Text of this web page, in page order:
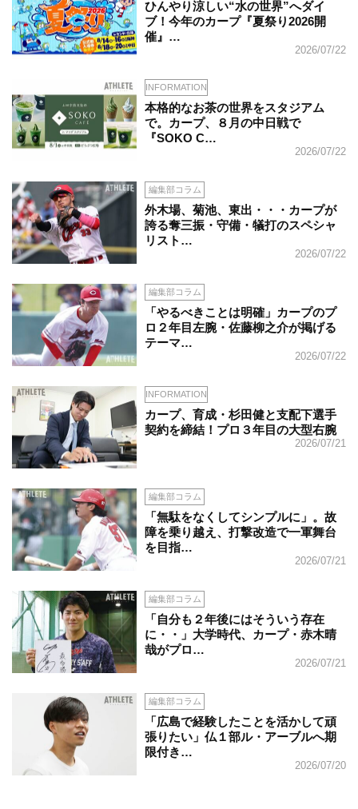
ひんやり涼しい“水の世界”へダイ
ブ！今年のカープ『夏祭り2026開
催』…
2026/07/22
INFORMATION
本格的なお茶の世界をスタジアム
で。カープ、８月の中日戦で
『SOKO C…
2026/07/22
編集部コラム
外木場、菊池、東出・・・カープが
誇る奪三振・守備・犠打のスペシャ
リスト…
2026/07/22
編集部コラム
「やるべきことは明確」カープのプ
ロ２年目左腕・佐藤柳之介が掲げる
テーマ…
2026/07/22
INFORMATION
カープ、育成・杉田健と支配下選手
契約を締結！プロ３年目の大型右腕
2026/07/21
編集部コラム
「無駄をなくしてシンプルに」。故
障を乗り越え、打撃改造で一軍舞台
を目指…
2026/07/21
編集部コラム
「自分も２年後にはそういう存在
に・・」大学時代、カープ・赤木晴
哉がプロ…
2026/07/21
編集部コラム
「広島で経験したことを活かして頑
張りたい」仏１部ル・アーブルへ期
限付き…
2026/07/20